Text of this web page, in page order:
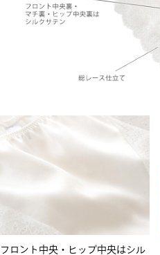
フロント中央・ヒップ中央はシル